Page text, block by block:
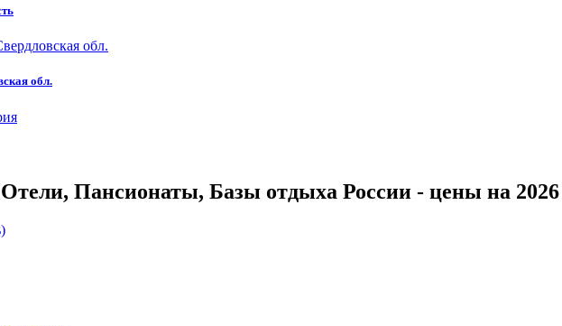
обл.
Пансионаты, Базы отдыха России - цены на 2026